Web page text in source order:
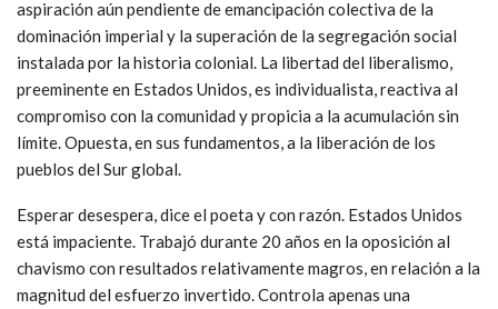
aspiración aún pendiente de emancipación colectiva de la
dominación imperial y la superación de la segregación social
instalada por la historia colonial. La libertad del liberalismo,
preeminente en Estados Unidos, es individualista, reactiva al
compromiso con la comunidad y propicia a la acumulación sin
límite. Opuesta, en sus fundamentos, a la liberación de los
pueblos del Sur global.
Esperar desespera, dice el poeta y con razón. Estados Unidos
está impaciente. Trabajó durante 20 años en la oposición al
chavismo con resultados relativamente magros, en relación a la
magnitud del esfuerzo invertido. Controla apenas una